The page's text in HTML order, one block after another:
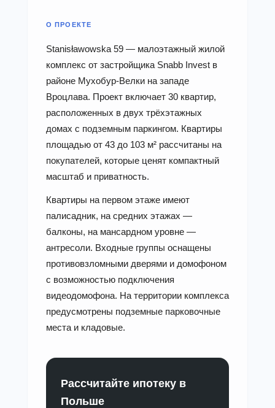
О ПРОЕКТЕ
Stanisławowska 59 — малоэтажный жилой
комплекс от застройщика Snabb Invest в
районе Мухобур-Велки на западе
Вроцлава. Проект включает 30 квартир,
расположенных в двух трёхэтажных
домах с подземным паркингом. Квартиры
площадью от 43 до 103 м² рассчитаны на
покупателей, которые ценят компактный
масштаб и приватность.
Квартиры на первом этаже имеют
палисадник, на средних этажах —
балконы, на мансардном уровне —
антресоли. Входные группы оснащены
противовзломными дверями и домофоном
с возможностью подключения
видеодомофона. На территории комплекса
предусмотрены подземные парковочные
места и кладовые.
Рассчитайте ипотеку в
Польше